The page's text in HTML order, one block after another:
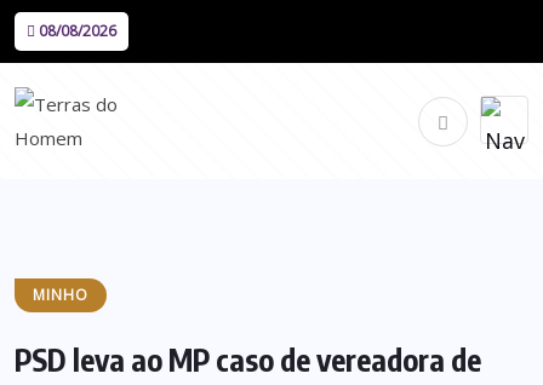
08/08/2026
MINHO
PSD leva ao MP caso de vereadora de